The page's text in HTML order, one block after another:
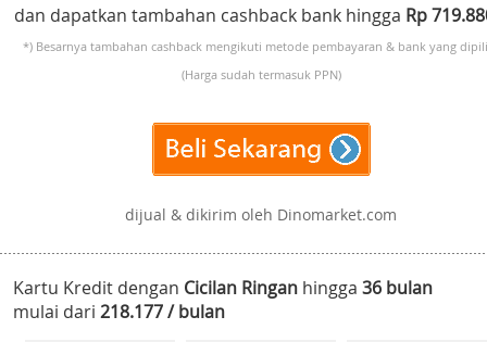
dan dapatkan tambahan cashback bank hingga Rp
*) Besarnya tambahan cashback mengikuti metode pembayaran & bank yang
(Harga sudah termasuk PPN)
dijual & dikirim oleh Dinomarket.com
Kartu Kredit dengan Cicilan Ringan hingga 36 bulan
mulai dari 218.177 / bulan